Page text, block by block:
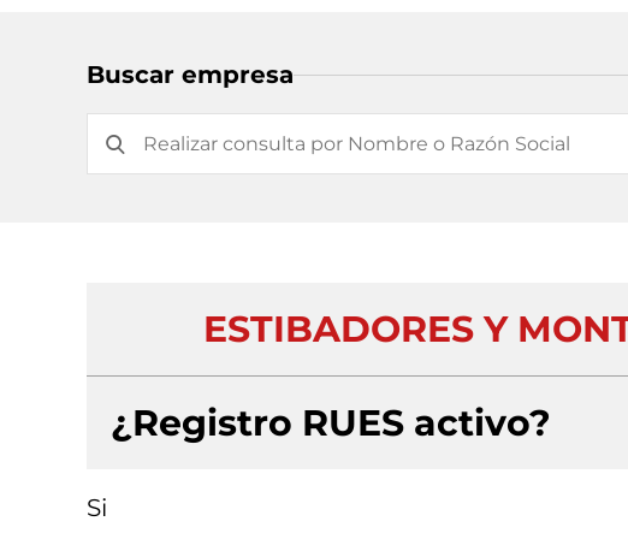
Buscar empresa
ESTIBADORES Y
¿Registro RUES activo?
Si